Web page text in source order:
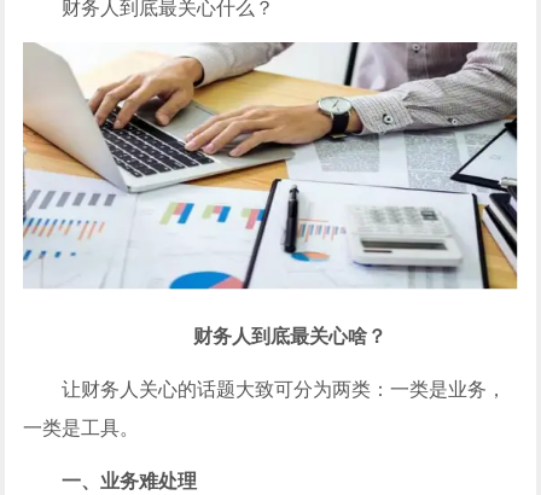
财务人到底最关心什么？
财务人到底最关心啥？
让财务人关心的话题大致可分为两类：一类是业务，
一类是工具。
一、业务难处理